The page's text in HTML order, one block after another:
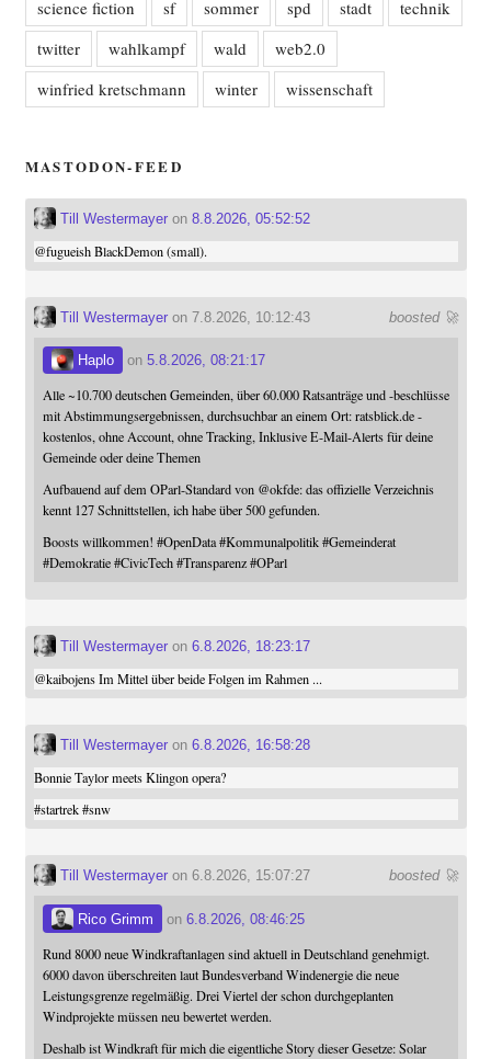
science fiction sf sommer spd stadt
technik
twitter
wahlkampf wald
web2.0
winfried kretschmann
winter wissenschaft
MASTODON-FEED
Till Westermayeron 8.8.2026, 05:52:52
@fugueishBlackDemon (small).
boosted 🚀
Till Westermayeron 7.8.2026, 10:12:43
Haplo on 5.8.2026, 08:21:17
Alle ~10.700 deutschen Gemeinden, über 60.000 Ratsanträge und -beschlüsse
mit Abstimmungsergebnissen, durchsuchbar an einem Ort: ratsblick.de -
kostenlos, ohne Account, ohne Tracking, Inklusive E-Mail-Alerts für deine
Gemeinde oder deine Themen
Aufbauend auf dem OParl-Standard von @okfde: das offizielle Verzeichnis
kennt 127 Schnittstellen, ich habe über 500 gefunden.
Boosts willkommen! #OpenData #Kommunalpolitik #Gemeinderat
#Demokratie #CivicTech #Transparenz #OParl
Till Westermayeron 6.8.2026, 18:23:17
@kaibojensIm Mittel über beide Folgen im Rahmen ...
Till Westermayeron 6.8.2026, 16:58:28
Bonnie Taylor meets Klingon opera?
#startrek #snw
boosted 🚀
Till Westermayeron 6.8.2026, 15:07:27
Rico Grimm on 6.8.2026, 08:46:25
Rund 8000 neue Windkraftanlagen sind aktuell in Deutschland genehmigt.
6000 davon überschreiten laut Bundesverband Windenergie die neue
Leistungsgrenze regelmäßig. Drei Viertel der schon durchgeplanten
Windprojekte müssen neu bewertet werden.
Deshalb ist Windkraft für mich die eigentliche Story dieser Gesetze: Solar